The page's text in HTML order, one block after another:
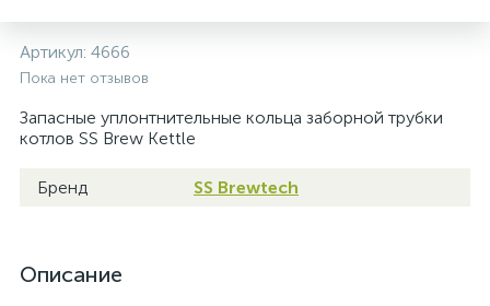
Артикул: 4666
Пока нет отзывов
Запасные уплонтнительные кольца заборной трубки
котлов SS Brew Kettle
Бренд SS Brewtech
Описание